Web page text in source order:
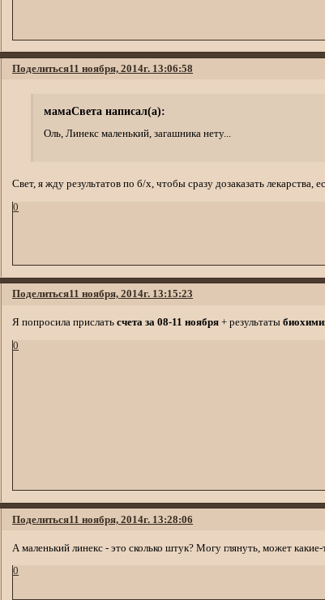
Поделиться11 ноября, 2014г. 13:06:58
мамаСвета написал(а):
Оль, Линекс маленький, загашника нету...
Свет, я жду результатов по б/х, чтобы сразу дозаказать лекарства,
0
Поделиться11 ноября, 2014г. 13:15:23
Я попросила прислатьсчета за 08-11 ноября + результаты
0
Поделиться11 ноября, 2014г. 13:28:06
А маленький линекс - это сколько штук? Могу глянуть, может какие-
0